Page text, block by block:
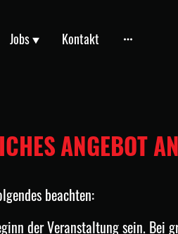
Jobs Kontakt
ANGEBOT
beachten:
der Veranstaltung sein. Bei